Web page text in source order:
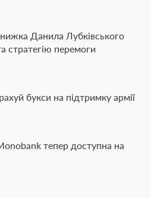
Данила Лубківського
стратегію перемоги
букси на підтримку армії
тепер доступна на